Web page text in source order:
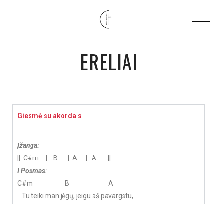
ERELIAI
Giesmė su akordais
Įžanga:
||: C#m | B | A | A :||
I Posmas:
C#m B A
Tu teiki man jėgų, jeigu aš pavargstu,